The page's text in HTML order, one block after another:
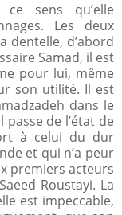
ce sens qu’elle
Les deux
dentelle, d’abord
Samad, il est
pour lui, même
son utilité. Il est
dans le
de l’état de
à celui du dur
et qui n’a peur
premiers acteurs
Roustayi. La
est impeccable,